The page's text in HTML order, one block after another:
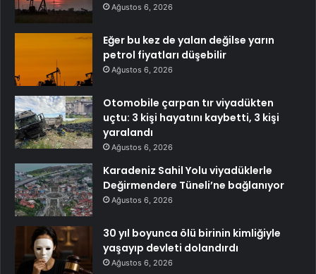
Ağustos 6, 2026
Eğer bu kez de yalan değilse yarın
petrol fiyatları düşebilir
Ağustos 6, 2026
Otomobile çarpan tır viyadükten
uçtu: 3 kişi hayatını kaybetti, 3 kişi
yaralandı
Ağustos 6, 2026
Karadeniz Sahil Yolu viyadüklerle
Değirmendere Tüneli’ne bağlanıyor
Ağustos 6, 2026
30 yıl boyunca ölü birinin kimliğiyle
yaşayıp devleti dolandırdı
Ağustos 6, 2026